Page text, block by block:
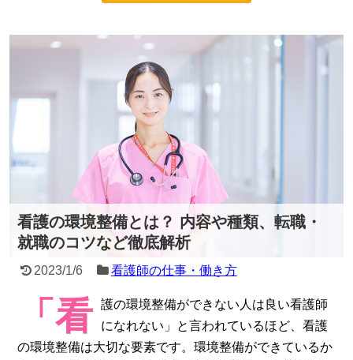
看護の環境整備とは？ 内容や種類、転職・
就職のコツなど徹底解析
2023/1/6 看護師の仕事・働き方
「看 護の環境整備ができない人は良い看護師
になれない」と言われているほど、看護
の環境整備は大切な要素です。環境整備ができているか